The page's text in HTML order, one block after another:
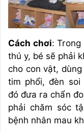
Cách chơi:
thú y, bé sẽ phải
cho con vật, dùng
tim phổi, đèn
đó đưa ra chẩn
phải chăm sóc
bệnh nhân mau